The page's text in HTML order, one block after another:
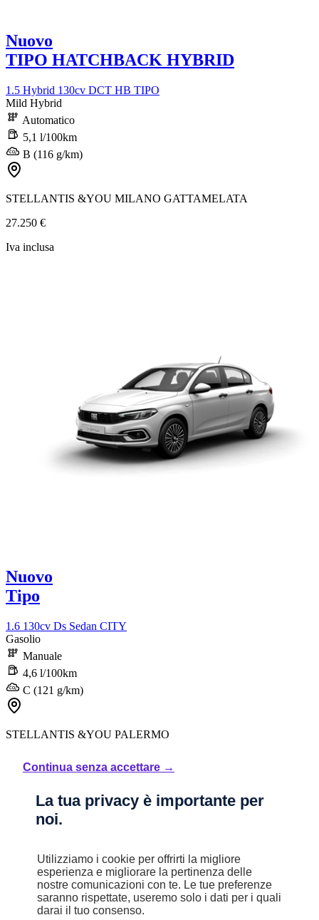
Nuovo
TIPO HATCHBACK HYBRID
1.5 Hybrid 130cv DCT HB TIPO
Mild Hybrid
Automatico
5,1 l/100km
B (116 g/km)
STELLANTIS &YOU MILANO GATTAMELATA
27.250 €
Iva inclusa
Nuovo
Tipo
1.6 130cv Ds Sedan CITY
Gasolio
Manuale
4,6 l/100km
C (121 g/km)
STELLANTIS &YOU PALERMO
20.250 €
Iva inclusa
Continua senza accettare →
La tua privacy è importante per
noi.
Utilizziamo i cookie per offrirti la migliore
esperienza e migliorare la pertinenza delle
nostre comunicazioni con te. Le tue preferenze
saranno rispettate, useremo solo i dati per i quali
darai il tuo consenso.